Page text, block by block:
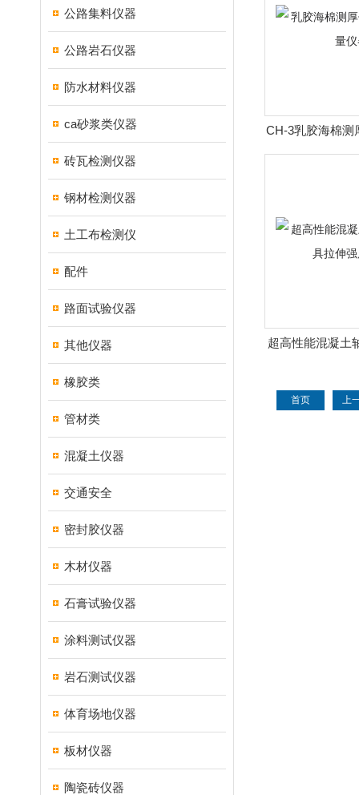
公路集料仪器
公路岩石仪器
防水材料仪器
ca砂浆类仪器
砖瓦检测仪器
钢材检测仪器
土工布检测仪
配件
路面试验仪器
其他仪器
橡胶类
管材类
混凝土仪器
交通安全
密封胶仪器
木材仪器
石膏试验仪器
涂料测试仪器
岩石测试仪器
体育场地仪器
板材仪器
陶瓷砖仪器
CH-3乳胶海棉测
量
超高性能混凝土
首页 上